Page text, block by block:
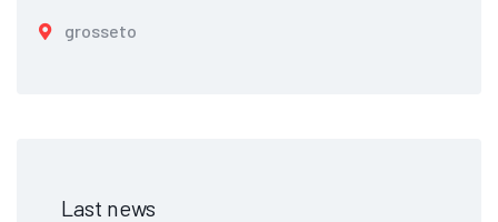
grosseto
Last news